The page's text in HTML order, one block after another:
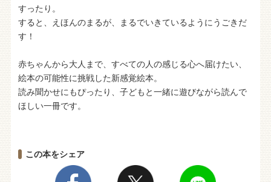
すったり。
すると、えほんのまるが、まるでいきているようにうごきだ
す！
赤ちゃんから大人まで、すべての人の感じる心へ届けたい、
絵本の可能性に挑戦した新感覚絵本。
読み聞かせにもぴったり、子どもと一緒に遊びながら読んで
ほしい一冊です。
この本をシェア